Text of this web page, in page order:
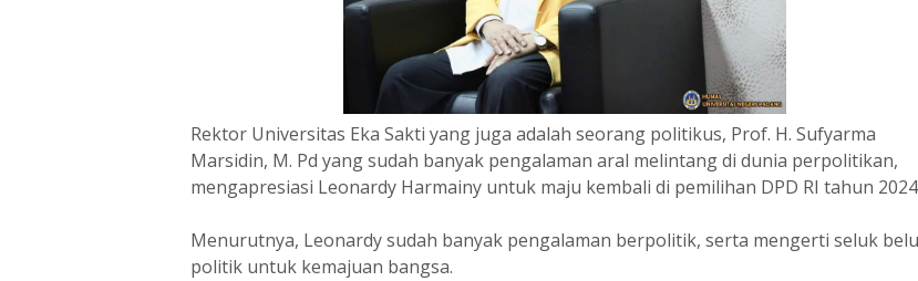
Rektor Universitas Eka Sakti yang juga adalah seorang politikus, Prof. H. Sufyarma
Marsidin, M. Pd yang sudah banyak pengalaman aral melintang di dunia perpolitikan,
mengapresiasi Leonardy Harmainy untuk maju kembali di pemilihan DPD RI tahun
Menurutnya, Leonardy sudah banyak pengalaman berpolitik, serta mengerti seluk
politik untuk kemajuan bangsa.